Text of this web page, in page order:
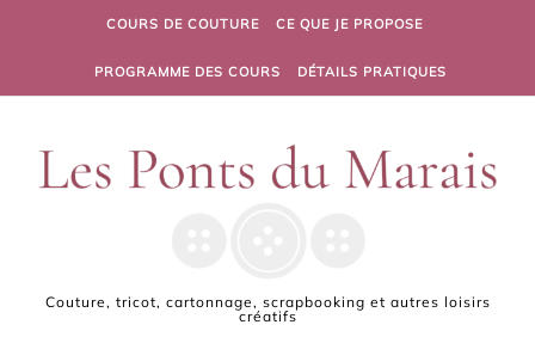
Skip to contentCOURS DE COUTURE CE QUE JE PROPOSE
PROGRAMME DES COURS DÉTAILS PRATIQUES
Couture, tricot, cartonnage, scrapbooking et autres loisirs
créatifs